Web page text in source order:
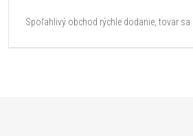
Spoľahlivý obchod rýchle dodanie, tovar sa